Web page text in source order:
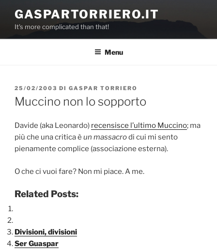
contenuto
GASPARTORRIERO.IT
It's more complicated than that!
Menu
PUBBLICATO
IL
25/02/2003 DI GASPAR TORRIERO
Muccino non lo sopporto
Davide (aka Leonardo) recensisce l’ultimo Muccino; ma
più che una critica è un massacrodi cui mi sento
pienamente complice (associazione esterna).
O che ci vuoi fare? Non mi piace. A me.
Related Posts:
Divisioni, divisioni
Ser Guaspar